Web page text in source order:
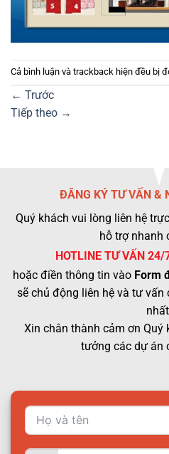
Cả bình luận và trackback hiện đều bị
← Trước
Tiếp theo →
ĐĂNG KÝ TƯ VẤN &
Quý khách vui lòng liên hệ
hỗ trợ nhanh
HOTLINE TƯ VẤN 24/
hoặc điền thông tin vào Form
sẽ chủ động liên hệ và tư
Xin chân thành cảm ơn
tưởng các dự án